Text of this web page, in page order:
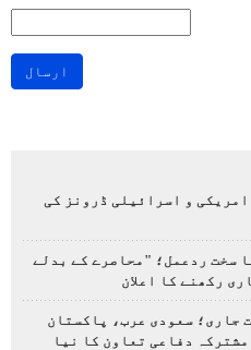
ارسال
و اسرائیلی ڈرونز کی
سخت ردعمل؛ "محاصرے کے بدلے
رکھنے کا اعلان
جاری؛ سعودی عرب، پاکستان
دفاعی تعاون کا نیا